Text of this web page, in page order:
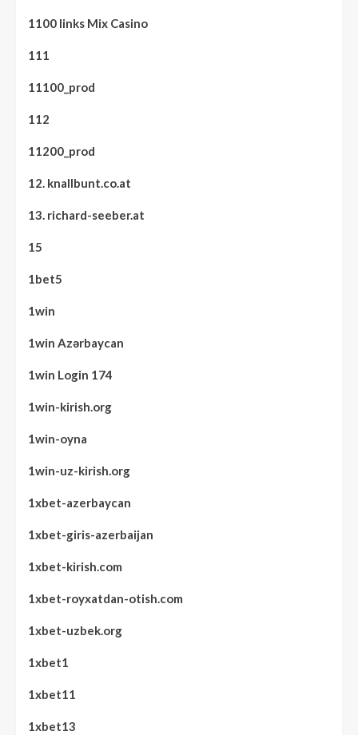
1100 links Mix Casino
111
11100_prod
112
11200_prod
12. knallbunt.co.at
13. richard-seeber.at
15
1bet5
1win
1win Azərbaycan
1win Login 174
1win-kirish.org
1win-oyna
1win-uz-kirish.org
1xbet-azerbaycan
1xbet-giris-azerbaijan
1xbet-kirish.com
1xbet-royxatdan-otish.com
1xbet-uzbek.org
1xbet1
1xbet11
1xbet13